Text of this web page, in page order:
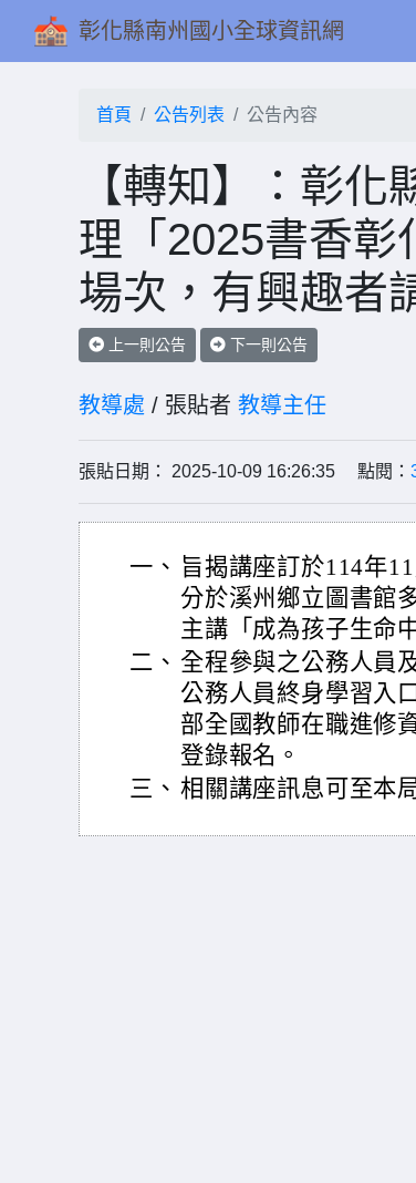
彰化縣南州國小全球資訊網
首頁 公告列表 公告內容
【轉知】：彰
理「2025書香
場次，有興趣者
上一則公告 下一則公告
教導處 / 張貼者 教導主任
張貼日期： 2025-10-09 16:26:35 點閱：
一、 旨揭講座訂於114年
分於溪州鄉立圖書館
主講「成為孩子生命
二、 全程參與之公務人員
公務人員終身學習入
部全國教師在職進修
登錄報名。
三、 相關講座訊息可至本